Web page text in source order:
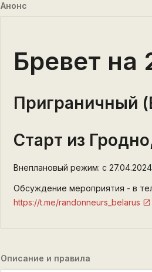
Анонс
Бревет на
Приграничный
Старт из
Внеплановый режим: с
Обсуждение мероприятия - в
https://t.me/randonneurs_belarus
Описание и правила